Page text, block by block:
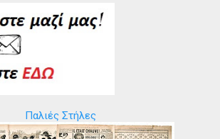
Παλιές Στήλες